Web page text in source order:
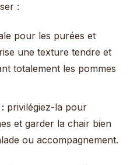
:
pour les purées et
une texture tendre et
totalement les pommes
privilégiez-la pour
et garder la chair bien
ou accompagnement.